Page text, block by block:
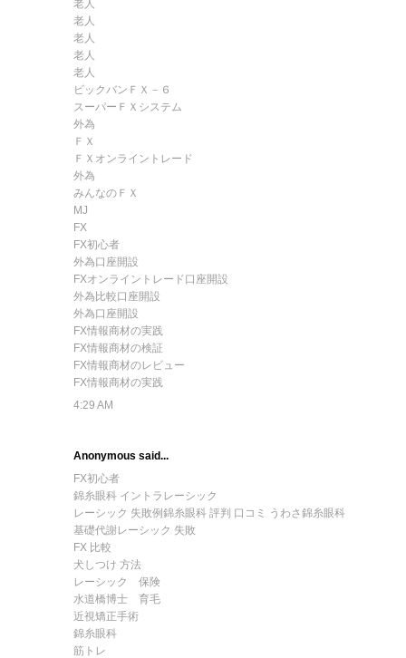
老人
老人
老人
老人
老人
ビックバンＦＸ－６
スーパーＦＸシステム
外為
ＦＸ
ＦＸオンライントレード
外為
みんなのＦＸ
MJ
FX
FX初心者
外為口座開設
FXオンライントレード口座開設
外為比較口座開設
外為口座開設
FX情報商材の実践
FX情報商材の検証
FX情報商材のレビュー
FX情報商材の実践
4:29 AM
Anonymous said...
FX初心者
錦糸眼科 イントラレーシック
レーシック 失敗例 錦糸眼科 評判 口コミ うわさ錦糸眼科
基礎代謝レーシック 失敗
FX 比較
犬しつけ 方法
レーシック 保険
水道橋博士 育毛
近視矯正手術
錦糸眼科
筋トレ